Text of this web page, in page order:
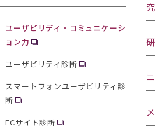
ユーザビリディ・コミュニケーシ
ョン力
ユーザビリティ診断
スマートフォンユーザビリティ診
断
ECサイト診断